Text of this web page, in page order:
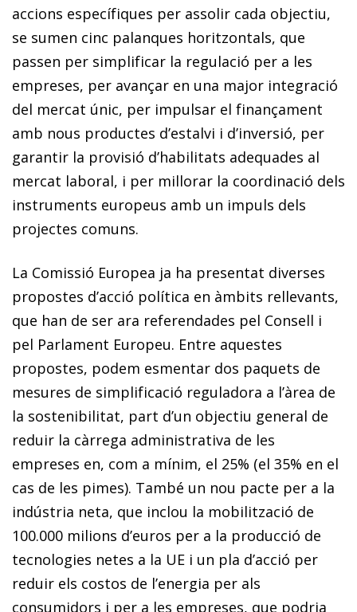
accions específiques per assolir cada objectiu,
se sumen cinc palanques horitzontals, que
passen per simplificar la regulació per a les
empreses, per avançar en una major integració
del mercat únic, per impulsar el finançament
amb nous productes d’estalvi i d’inversió, per
garantir la provisió d’habilitats adequades al
mercat laboral, i per millorar la coordinació dels
instruments europeus amb un impuls dels
projectes comuns.
La Comissió Europea ja ha presentat diverses
propostes d’acció política en àmbits rellevants,
que han de ser ara referendades pel Consell i
pel Parlament Europeu. Entre aquestes
propostes, podem esmentar dos paquets de
mesures de simplificació reguladora a l’àrea de
la sostenibilitat, part d’un objectiu general de
reduir la càrrega administrativa de les
empreses en, com a mínim, el 25% (el 35% en el
cas de les pimes). També un nou pacte per a la
indústria neta, que inclou la mobilització de
100.000 milions d’euros per a la producció de
tecnologies netes a la UE i un pla d’acció per
reduir els costos de l’energia per als
consumidors i per a les empreses, que podria